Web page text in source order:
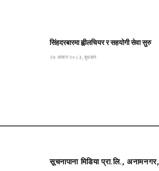
सिंहदरबारमा ह्वीलचियर र सहयोगी सेवा सुरु
२४ असार २०८३, बुधबार
सूचनापाना मिडिया प्रा.लि.,